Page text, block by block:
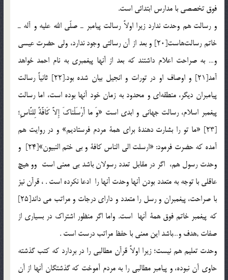
فوق تخصصي با مدارس ابتدائي است.
و رسالت هم وحدت ندارد زيرا اولاً رسالت پيامبر ـ صلّي الله عليه و آله ـ
خاتم رسالت‌هاست[20] و بعد از آن رسالتي وجود ندارد، ولي حضرت عيسي
و… به صراحت اعلام داشتند كه بعد از آنها پيغمبري به نام احمد خواهد
آمد[21] و اوصاف او در تورات و انجيل بيان شده بود.[22] ثانياً رسالت
پيامبران ديگر، منطقه‌اي و محدود به زمان خود آنها بوده است، اما رسالت
پيغمبر اسلام، رسالت جهاني و ابدي است «وَ ما أَرْسَلْناكَ إِلاَّ كَافَّةً لِلنَّاسِ؛
[23] «ما تو را بشارت دهندة براي همة مردم فرستاديم» و در روايت هم
آمده كه حضرت فرمود: «ارسلت الي الناس كافة و بي ختم النبيون»[24] و
وحدت رسول هم، اگر در مقابل تعدد رسولان باشد بي معني است وو هيچ
عاقلی با توجه به متعدد بودن آنها وحدت آنها را ادعا نكرده است . ، قرآن نيز
با صراحت، پيغمبران و رسل را متعدد و داراي درجات و مراتب مي داند[25]
كه پيغمبر خاتم فوق همة آنها است. واما اگر منظور اشتراک در بسياری از
صفات ,هدف و…باشد اين معني با حفظ مراتب درست است .
وحدت تعليم هم نيست؛ زيرا اولاً قرآن مطالبي را در بردارد كه كتب گذشته
حاوي آن نبوده، و پيامبر مطالبي را به مردم آموخت كه گذشتگان آنها از آن